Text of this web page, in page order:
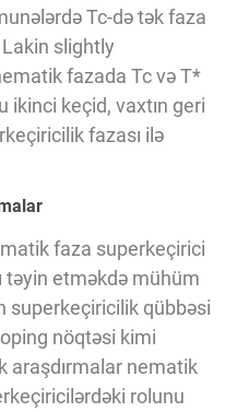
Tc-də tək faza
slightly
fazada Tc və T*
ikinci keçid, vaxtın geri
fazası ilə
faza superkeçirici
təyin etməkdə mühüm
superkeçiricilik qübbəsi
nöqtəsi kimi
araşdırmalar nematik
rolunu